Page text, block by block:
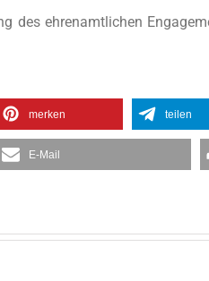
des ehrenamtlichen
merken teilen
E-Mail